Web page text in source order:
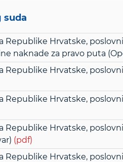
suda
Hrvatske, poslovni
naknade za pravo puta
Hrvatske, poslovni
Hrvatske, poslovni
Hrvatske, poslovni
(pdf)
Hrvatske, poslovni